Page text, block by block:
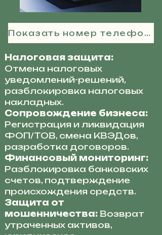
Показать номер телефона
Налоговая защита:
Отмена налоговых
уведомлений-решений,
разблокировка налоговых
накладных.
Сопровождение бизнеса:
Регистрация и ликвидация
ФОП/ТОВ, смена КВЭДов,
разработка договоров.
Финансовый мониторинг:
Разблокировка банковских
счетов, подтверждение
происхождения средств.
Защита от
мошенничества: Возврат
утраченных активов,